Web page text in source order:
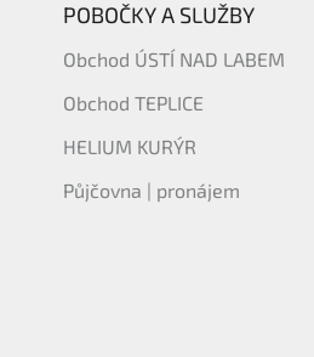
POBOČKY A SLUŽBY
Obchod ÚSTÍ NAD LABEM
Obchod TEPLICE
HELIUM KURÝR
Půjčovna | pronájem